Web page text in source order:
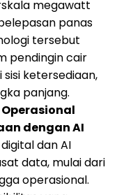
megawatt
panas
tersebut
pendingin cair
ketersediaan,
panjang.
dengan AI
dan AI
data, mulai dari
operasional.